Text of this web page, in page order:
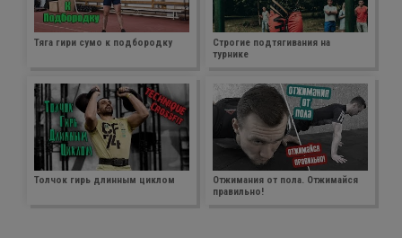
Тяга гири сумо к подбородку
Строгие подтягивания на
турнике
Толчок гирь длинным циклом
Отжимания от пола. Отжимайся
правильно!